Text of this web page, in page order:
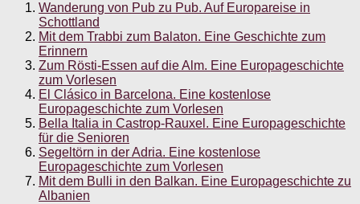
Wanderung von Pub zu Pub. Auf Europareise in
Schottland
Mit dem Trabbi zum Balaton. Eine Geschichte zum
Erinnern
Zum Rösti-Essen auf die Alm. Eine Europageschichte
zum Vorlesen
El Clásico in Barcelona. Eine kostenlose
Europageschichte zum Vorlesen
Bella Italia in Castrop-Rauxel. Eine Europageschichte
für die Senioren
Segeltörn in der Adria. Eine kostenlose
Europageschichte zum Vorlesen
Mit dem Bulli in den Balkan. Eine Europageschichte zu
Albanien